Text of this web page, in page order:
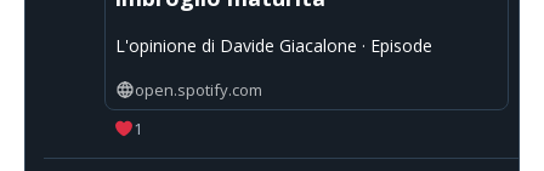
L'opinione di Davide Giacalone · Episode
open.spotify.com
1